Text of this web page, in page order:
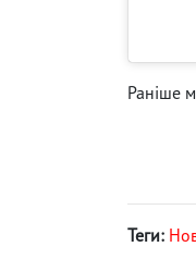
Раніше
Теги: